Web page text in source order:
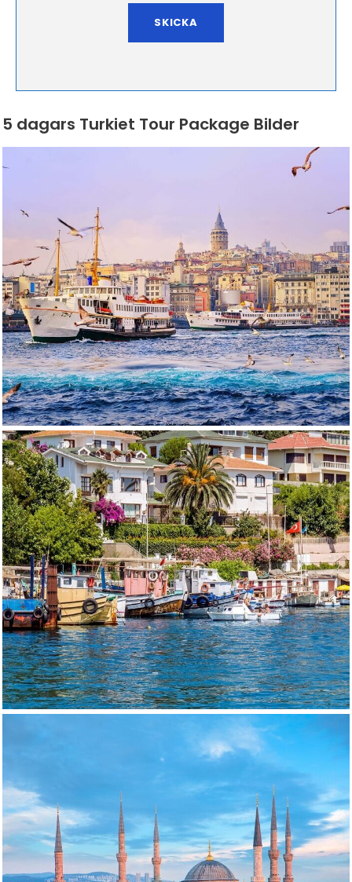
5 dagars Turkiet Tour Package Bilder